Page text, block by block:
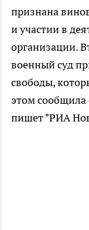
признана
и участии в
организации.
военный суд
свободы,
этом сообщила
пишет "РИА